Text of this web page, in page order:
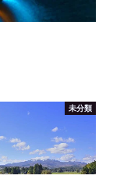
未分類